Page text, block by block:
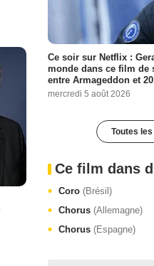
Ce soir sur Netflix :
monde dans ce film de
entre Armageddon et
mercredi 5 août 2026
Toutes
Ce film dans
Coro (Brésil)
Chorus (Allemagne)
Chorus (Espagne)